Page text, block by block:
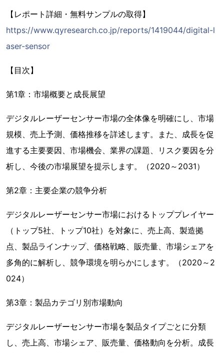
【レポート詳細・無料サンプルの取得】
https://www.qyresearch.co.jp/reports/1419044/digital-l
aser-sensor
【目次】
第1章：市場概要と成長展望
デジタルレーザーセンサー市場の全体像を明確にし、市場
規模、売上予測、価格推移を詳述します。また、成長を促
進する主要要因、市場機会、業界の課題、リスク要因を分
析し、今後の市場展望を提示します。（2020～2031）
第2章：主要企業の競争分析
デジタルレーザーセンサー市場におけるトッププレイヤー
（トップ5社、トップ10社）を対象に、売上高、製造拠
点、製品ラインナップ、価格戦略、販売量、市場シェアを
多角的に解析し、競争環境を明らかにします。（2020～2
024）
第3章：製品カテゴリ別市場動向
デジタルレーザーセンサー市場を製品タイプごとに分類
し、売上高、市場シェア、販売量、価格動向を分析。成長